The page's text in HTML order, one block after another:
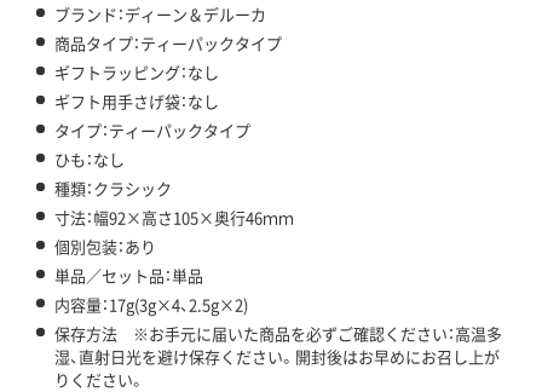
ブランド：ディーン＆デルーカ
商品タイプ：ティーパックタイプ
ギフトラッピング：なし
ギフト用手さげ袋：なし
タイプ：ティーパックタイプ
ひも：なし
種類：クラシック
寸法：幅92×高さ105×奥行46ｍｍ
個別包装：あり
単品／セット品：単品
内容量：17g(3g×4、2.5g×2)
保存方法 ※お手元に届いた商品を必ずご確認ください：高温多
湿、直射日光を避け保存ください。開封後はお早めにお召し上が
りください。